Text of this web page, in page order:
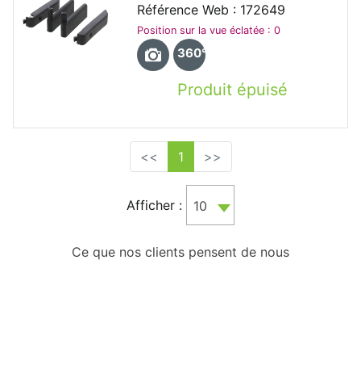
Produit épuisé
Référence Web : 172649
Position sur la vue éclatée : 0
360°
<< 1 >>
Afficher : 10
Ce que nos clients pensent de nous